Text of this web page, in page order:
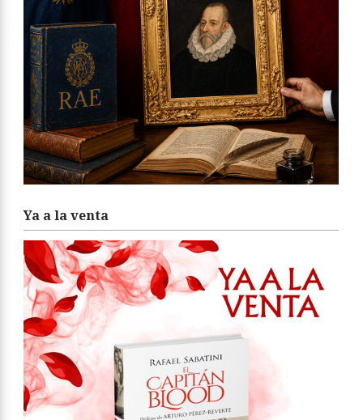
Ya a la venta